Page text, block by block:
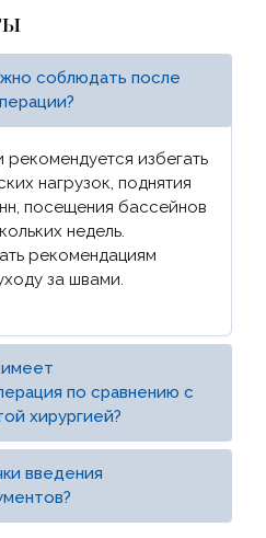
соблюдать после
избегать
нагрузок, поднятия
посещения бассейнов
недель.
рекомендациям
за швами.
по сравнению с
хирургией?
введения